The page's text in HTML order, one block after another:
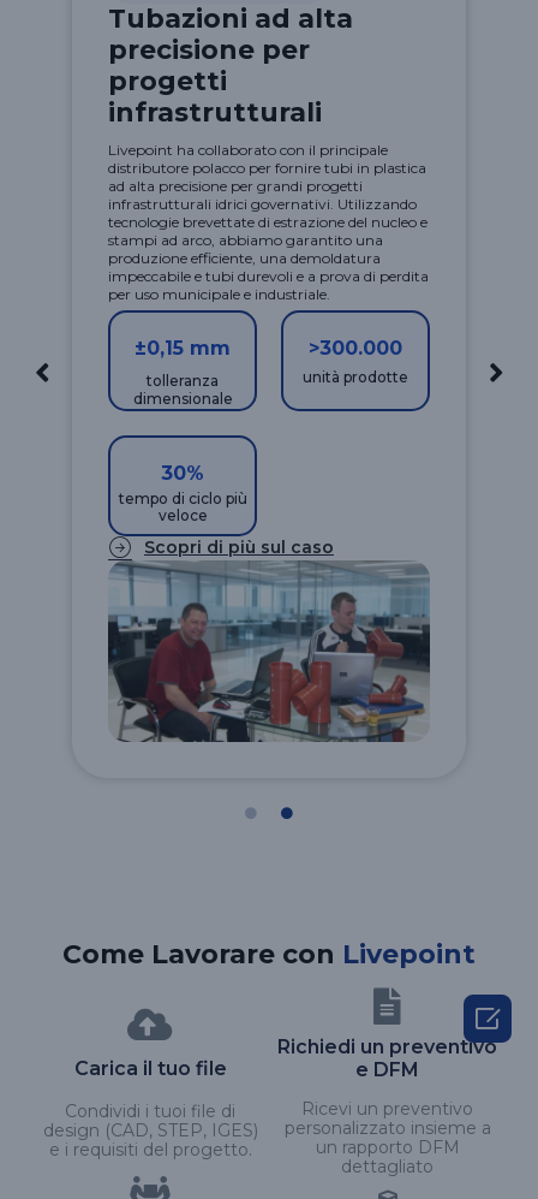
Tubazioni ad alta
precisione per
progetti
infrastrutturali
Livepoint ha collaborato con il principale
distributore polacco per fornire tubi in plastica
ad alta precisione per grandi progetti
infrastrutturali idrici governativi. Utilizzando
tecnologie brevettate di estrazione del nucleo e
stampi ad arco, abbiamo garantito una
produzione efficiente, una demoldatura
impeccabile e tubi durevoli e a prova di perdita
per uso municipale e industriale.
±0,15 mm
tolleranza
dimensionale
>300.000
unità prodotte
30%
tempo di ciclo più
veloce
Scopri di più sul caso
Come Lavorare con Livepoint
Carica il tuo file
Condividi i tuoi file di
design (CAD, STEP, IGES)
e i requisiti del progetto.
Richiedi un preventivo
e DFM
Ricevi un preventivo
personalizzato insieme a
un rapporto DFM
dettagliato
